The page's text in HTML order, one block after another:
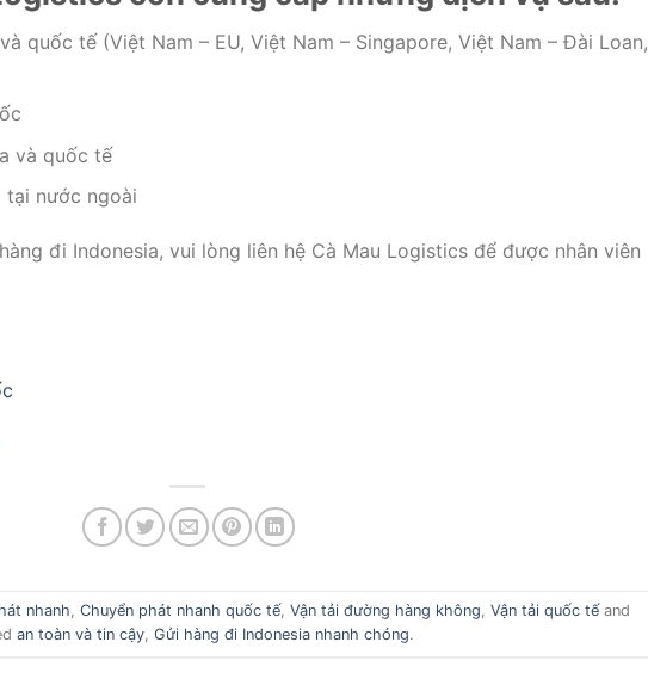
quốc tế (Việt Nam – EU, Việt Nam – Singapore, Việt Nam – Đài Loan,
và quốc tế
tại nước ngoài
đi Indonesia, vui lòng liên hệ Cà Mau Logistics để được nhân viên
nhanh, Chuyển phát nhanh quốc tế, Vận tải đường hàng không, Vận tải quốc tếand
an toàn và tin cậy,Gửi hàng đi Indonesia nhanh chóng.